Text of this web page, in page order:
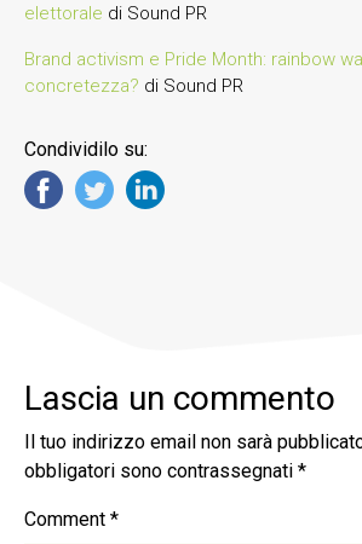
elettorale di Sound PR
Brand activism e Pride Month: rainbow
concretezza? di Sound PR
Condividilo su:
Lascia un commento
Il tuo indirizzo email non sarà
obbligatori sono contrassegnati *
Comment *